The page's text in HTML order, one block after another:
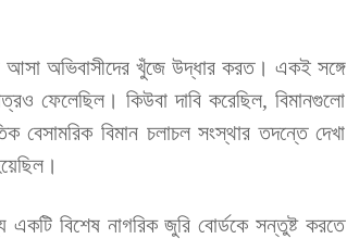
আসা অভিবাসীদের খুঁজে উদ্ধার করত। একই সঙ্গে
ফেলেছিল। কিউবা দাবি করেছিল, বিমানগুলো
বিমান চলাচল সংস্থার তদন্তে দেখা
একটি বিশেষ নাগরিক জুরি বোর্ডকে সন্তুষ্ট করতে